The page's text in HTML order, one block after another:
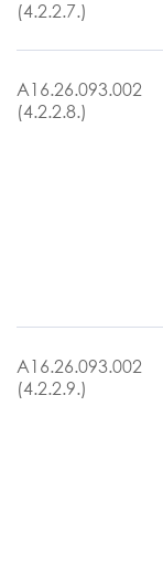
(4.2.2.7.)
А16.26.093.002
(4.2.2.8.)
А16.26.093.002
(4.2.2.9.)